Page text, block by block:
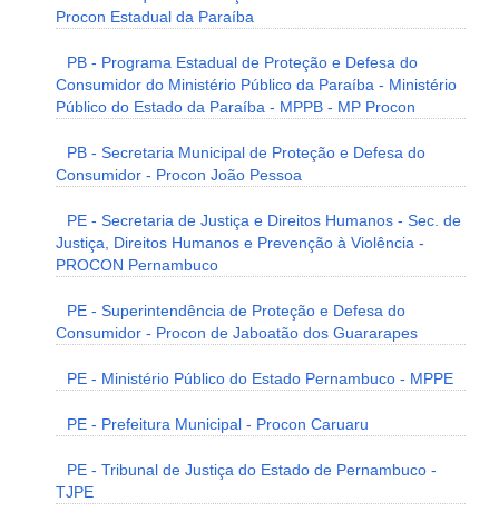
Procon Estadual da Paraíba
PB - Programa Estadual de Proteção e Defesa do
Consumidor do Ministério Público da Paraíba - Ministério
Público do Estado da Paraíba - MPPB - MP Procon
PB - Secretaria Municipal de Proteção e Defesa do
Consumidor - Procon João Pessoa
PE - Secretaria de Justiça e Direitos Humanos - Sec. de
Justiça, Direitos Humanos e Prevenção à Violência -
PROCON Pernambuco
PE - Superintendência de Proteção e Defesa do
Consumidor - Procon de Jaboatão dos Guararapes
PE - Ministério Público do Estado Pernambuco - MPPE
PE - Prefeitura Municipal - Procon Caruaru
PE - Tribunal de Justiça do Estado de Pernambuco -
TJPE